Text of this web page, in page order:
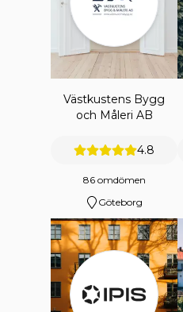
Västkustens Bygg
och Måleri AB
4.8
86 omdömen
Göteborg